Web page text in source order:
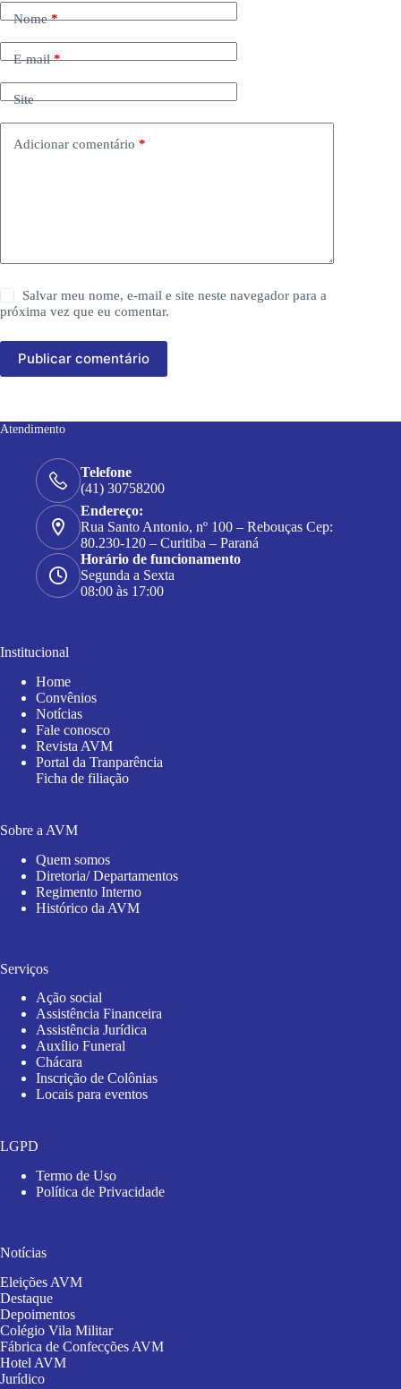
Nome*
E-mail*
Site
Adicionar comentário *
Salvar meu nome, e-mail e site neste navegador para a
próxima vez que eu comentar.
Publicar comentário
Atendimento
Telefone
(41) 30758200
Endereço:
Rua Santo Antonio, nº 100 – Rebouças Cep:
80.230-120 – Curitiba – Paraná
Horário de funcionamento
Segunda a Sexta
08:00 às 17:00
Institucional
Home
Convênios
Notícias
Fale conosco
Revista AVM
Portal da Tranparência
Ficha de filiação
Sobre a AVM
Quem somos
Diretoria/ Departamentos
Regimento Interno
Histórico da AVM
Serviços
Ação social
Assistência Financeira
Assistência Jurídica
Auxílio Funeral
Chácara
Inscrição de Colônias
Locais para eventos
LGPD
Termo de Uso
Política de Privacidade
Notícias
Eleições AVM
Destaque
Depoimentos
Colégio Vila Militar
Fábrica de Confecções AVM
Hotel AVM
Jurídico